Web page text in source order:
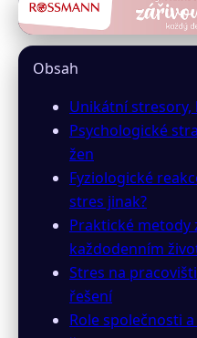
inzeny24.cz
Jak Ženy
2023)
9. 3. 2026· 9 min čtení · Autor:
Obsah
Unikátní stresory,
Psychologické
žen
Fyziologické
stres jinak?
Praktické metody
každodenním
Stres na
řešení
Role společnosti